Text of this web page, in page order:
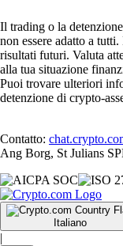
Il trading o la
non essere adatto a
risultati futuri. Valuta
alla tua situazione
Puoi trovare ulteriori
detenzione di crypto-
Contatto:
Ang Borg, St Julians
Italiano
|